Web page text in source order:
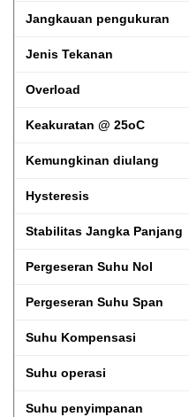
Jangkauan pengukuran
Jenis Tekanan
Overload
Keakuratan @ 25oC
Kemungkinan diulang
Hysteresis
Stabilitas Jangka Panjang
Pergeseran Suhu Nol
Pergeseran Suhu Span
Suhu Kompensasi
Suhu operasi
Suhu penyimpanan